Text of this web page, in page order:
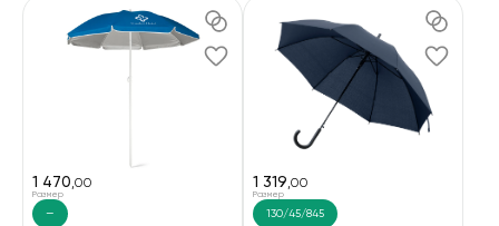
1 470,00
Размер
—
1 319,00
Размер
130/45/845